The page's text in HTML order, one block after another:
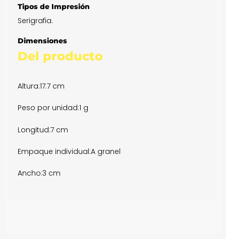
Tipos de Impresión
Serigrafia.
Dimensiones
Del producto
Altura:17.7 cm
Peso por unidad:1 g
Longitud:7 cm
Empaque individual:A granel
Ancho:3 cm